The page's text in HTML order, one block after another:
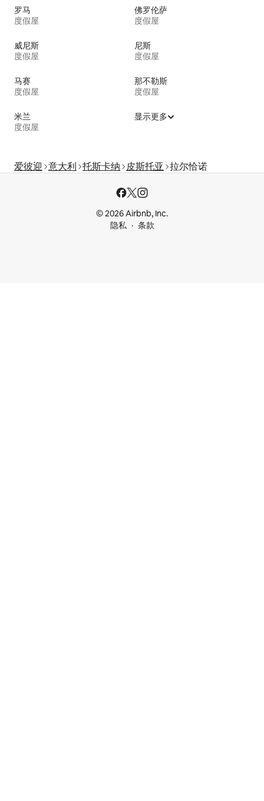
罗马
度假屋
佛罗伦萨
度假屋
威尼斯
度假屋
尼斯
度假屋
马赛
度假屋
那不勒斯
度假屋
米兰
度假屋
显示更多
爱彼迎 意大利 托斯卡纳 皮斯托亚 拉尔恰诺
© 2026 Airbnb, Inc.
隐私
条款